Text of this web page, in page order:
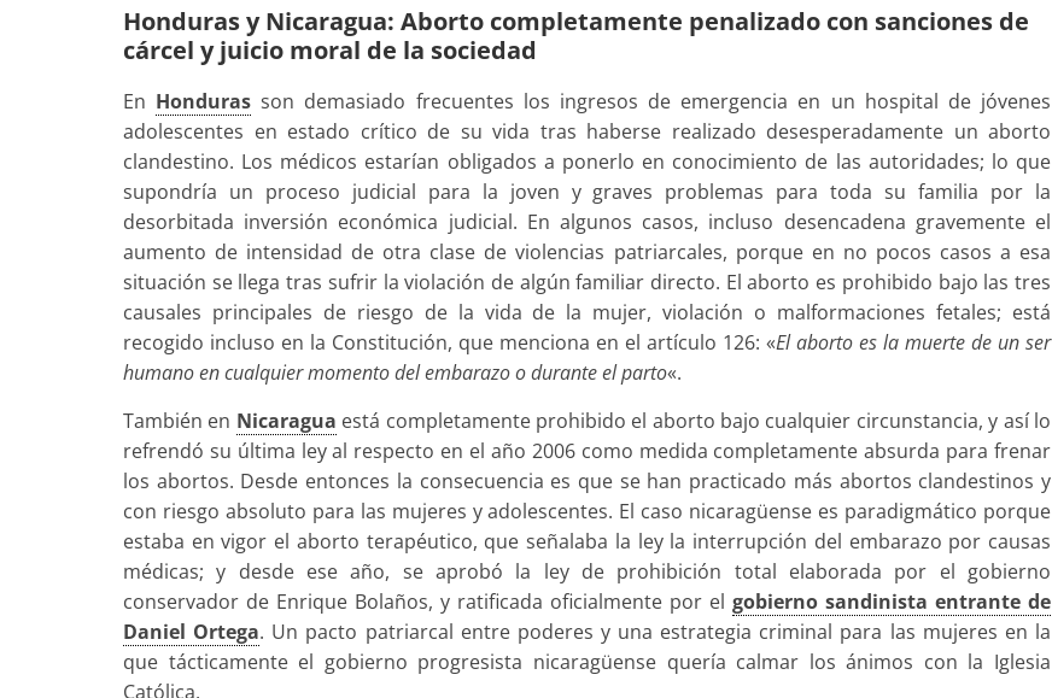
Honduras y Nicaragua: Aborto completamente penalizado con sanciones de
cárcel y juicio moral de la sociedad
En Honduras son demasiado frecuentes los ingresos de emergencia en un hospital de jóvenes
adolescentes en estado crítico de su vida tras haberse realizado desesperadamente un aborto
clandestino. Los médicos estarían obligados a ponerlo en conocimiento de las autoridades; lo que
supondría un proceso judicial para la joven y graves problemas para toda su familia por la
desorbitada inversión económica judicial. En algunos casos, incluso desencadena gravemente el
aumento de intensidad de otra clase de violencias patriarcales, porque en no pocos casos a esa
situación se llega tras sufrir la violación de algún familiar directo. El aborto es prohibido bajo las tres
causales principales de riesgo de la vida de la mujer, violación o malformaciones fetales; está
recogido incluso en la Constitución, que menciona en el artículo 126: «El aborto es la muerte de un ser
humano en cualquier momento del embarazo o durante el parto«.
También en Nicaragua está completamente prohibido el aborto bajo cualquier circunstancia, y así lo
refrendó su última ley al respecto en el año 2006 como medida completamente absurda para frenar
los abortos. Desde entonces la consecuencia es que se han practicado más abortos clandestinos y
con riesgo absoluto para las mujeres y adolescentes. El caso nicaragüense es paradigmático porque
estaba en vigor el aborto terapéutico, que señalaba la ley la interrupción del embarazo por causas
médicas; y desde ese año, se aprobó la ley de prohibición total elaborada por el gobierno
conservador de Enrique Bolaños, y ratificada oficialmente por el gobierno sandinista entrante de
Daniel Ortega. Un pacto patriarcal entre poderes y una estrategia criminal para las mujeres en la
que tácticamente el gobierno progresista nicaragüense quería calmar los ánimos con la Iglesia
Católica.